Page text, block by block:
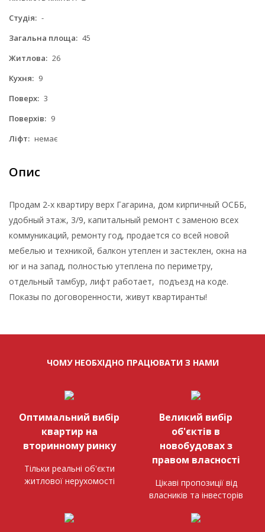
Студія: -
Загальна площа: 45
Житлова: 26
Кухня: 9
Поверх: 3
Поверхів: 9
Ліфт: немає
Опис
Продам 2-х квартиру верх Гагарина, дом кирпичный ОСББ,
удобный этаж, 3/9, капитальный ремонт с заменою всех
коммуникаций, ремонту год, продается со всей новой
мебелью и техникой, балкон утеплен и застеклен, окна на
юг и на запад, полностью утеплена по периметру,
отдельный тамбур, лифт работает, подъезд на коде.
Показы по договоренности, живут квартиранты!
ЧОМУ НЕОБХІДНО ПРАЦЮВАТИ З НАМИ
Оптимальний вибір
квартир на
вторинному ринку
Тільки реальні об'єкти
житлової нерухомості
Великий вибір
об'єктів в
новобудовах з
правом власності
Цікаві пропозиції від
власників та інвесторів